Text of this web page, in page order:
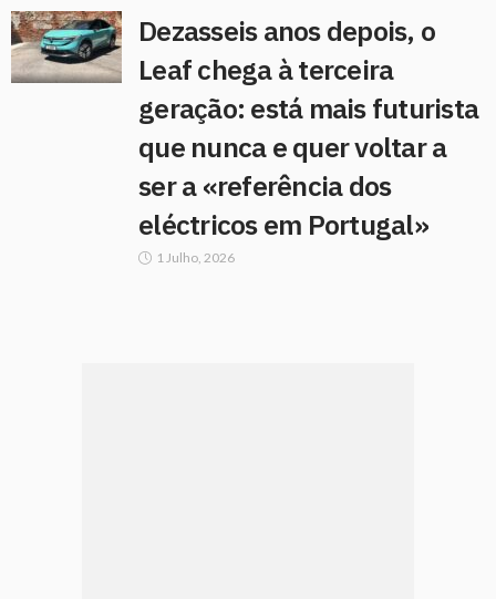
Dezasseis anos depois, o
Leaf chega à terceira
geração: está mais futurista
que nunca e quer voltar a
ser a «referência dos
eléctricos em Portugal»
1 Julho, 2026